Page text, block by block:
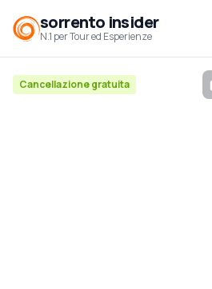
sorrento insider
N.1 per Tour ed Esperienze
Cancellazione gratuita